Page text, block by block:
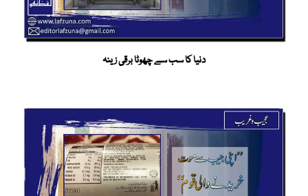
دنیا کا سب سے چھوٹا برقی زینہ